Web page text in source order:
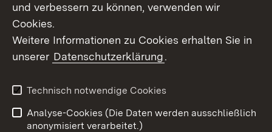
und verbessern zu können, verwenden wir
Cookies.
Weitere Informationen zu Cookies erhalten Sie in
unserer Datenschutzerklärung.
Technisch notwendige Cookies
Analyse-Cookies (Die Daten werden ausschließlich
anonymisiert verarbeitet.)